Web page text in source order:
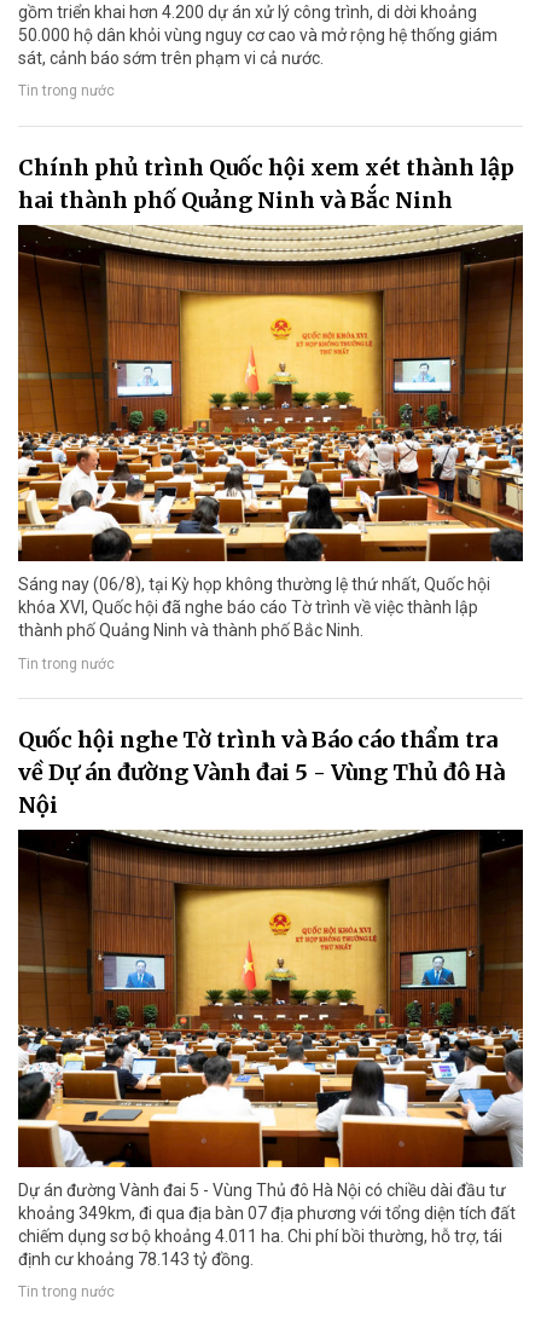
gồm triển khai hơn 4.200 dự án xử lý công trình, di dời khoảng
50.000 hộ dân khỏi vùng nguy cơ cao và mở rộng hệ thống giám
sát, cảnh báo sớm trên phạm vi cả nước.
Tin trong nước
Chính phủ trình Quốc hội xem xét thành lập
hai thành phố Quảng Ninh và Bắc Ninh
Sáng nay (06/8), tại Kỳ họp không thường lệ thứ nhất, Quốc hội
khóa XVI, Quốc hội đã nghe báo cáo Tờ trình về việc thành lập
thành phố Quảng Ninh và thành phố Bắc Ninh.
Tin trong nước
Quốc hội nghe Tờ trình và Báo cáo thẩm tra
về Dự án đường Vành đai 5 - Vùng Thủ đô Hà
Nội
Dự án đường Vành đai 5 - Vùng Thủ đô Hà Nội có chiều dài đầu tư
khoảng 349km, đi qua địa bàn 07 địa phương với tổng diện tích đất
chiếm dụng sơ bộ khoảng 4.011 ha. Chi phí bồi thường, hỗ trợ, tái
định cư khoảng 78.143 tỷ đồng.
Tin trong nước